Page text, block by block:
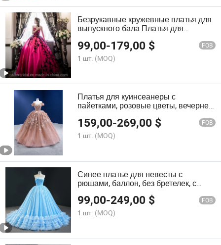
Безрукавные кружевные платья для
выпускного бала Платья для
Свадебное платье в стиле бала
Q26754
99,00-179,00 $ FOB
1 шт. (MOQ)
Платья для куинсеанеры с
пайетками, розовые цветы, вечернее
159,00-269,00 $ FOB
1 шт. (MOQ)
Синее платье для невесты с
рюшами, баллон, без бретелек, с
блеском, платье для квинсеньеры
Q89018
99,00-249,00 $ FOB
1 шт. (MOQ)